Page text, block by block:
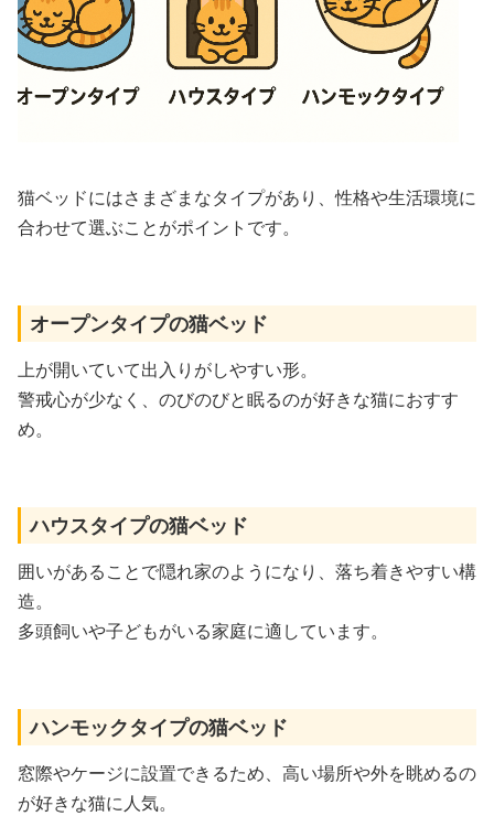
猫ベッドにはさまざまなタイプがあり、性格や生活環境に
合わせて選ぶことがポイントです。
オープンタイプの猫ベッド
上が開いていて出入りがしやすい形。
警戒心が少なく、のびのびと眠るのが好きな猫におすす
め。
ハウスタイプの猫ベッド
囲いがあることで隠れ家のようになり、落ち着きやすい構
造。
多頭飼いや子どもがいる家庭に適しています。
ハンモックタイプの猫ベッド
窓際やケージに設置できるため、高い場所や外を眺めるの
が好きな猫に人気。